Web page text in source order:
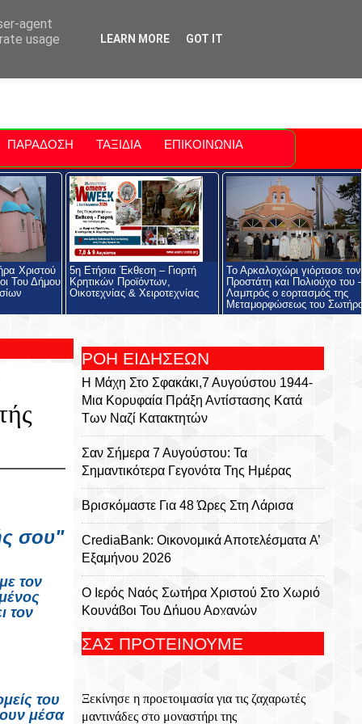
Polis
ΠΑΡΑΔΟΣΗ ΤΑΞΙΔΙΑ ΕΠΙΚΟΙΝΩΝΙΑ
Χριστού
Του Δήμου
5η Ετήσια Έκθεση – Γιορτή
Κρητικών Προϊόντων,
Οικοτεχνίας & Χειροτεχνίας
Το Αρκαλοχώρι γιόρτασε τον
Προστάτη και Πολιούχο του
Λαμπρός ο εορτασμός της
Μεταμορφώσεως του
σου"
τον
τον
του
μέσα
ΡΟΗ ΕΙΔΗΣΕΩΝ
Η Μάχη Στο Σφακάκι,7 Αυγούστου 1944-
Μια Κορυφαία Πράξη Αντίστασης Κατά
Των Ναζί Κατακτητών
Σαν Σήμερα 7 Αυγούστου: Τα
Σημαντικότερα Γεγονότα Της Ημέρας
Βρισκόμαστε Για 48 Ώρες Στη Λάρισα
CrediaBank: Οικονομικά Αποτελέσματα A’
Εξαμήνου 2026
Ο Ιερός Ναός Σωτήρα Χριστού Στο Χωριό
Κουνάβοι Του Δήμου Αρχανών
Το Αρκαλοχώρι Γιόρτασε Τον Προστάτη
ΣΑΣ ΠΡΟΤΕΙΝΟΥΜΕ
Ξεκίνησε η προετοιμασία για τις ζαχαρωτές
μαντινάδες στο μοναστήρι της
agent
usage
LEARN MORE GOT IT